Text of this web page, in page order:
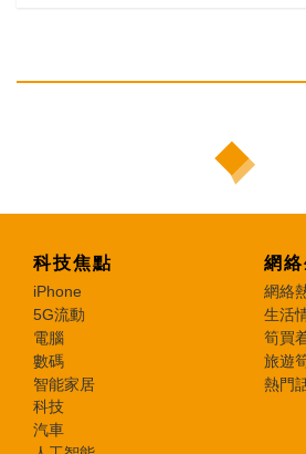
科技焦點
iPhone
5G流動
電腦
數碼
智能家居
科技
汽車
網
網絡
生活
筍買
旅遊
熱門